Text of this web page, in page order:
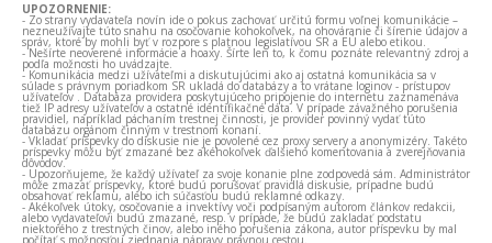
UPOZORNENIE:
- Zo strany vydavateľa novín ide o pokus zachovať určitú formu voľnej komunikácie –
nezneužívajte túto snahu na osočovanie kohokoľvek, na ohováranie či šírenie údajov a
správ, ktoré by mohli byť v rozpore s platnou legislatívou SR a EÚ alebo etikou.
- Nešírte neoverené informácie a hoaxy. Šírte len to, k čomu poznáte relevantný zdroj a
podľa možnosti ho uvádzajte.
- Komunikácia medzi užívateľmi a diskutujúcimi ako aj ostatná komunikácia sa v
súlade s právnym poriadkom SR ukladá do databázy a to vrátane loginov - prístupov
užívateľov . Databáza providera poskytujúceho pripojenie do internetu zaznamenáva
tiež IP adresy užívateľov a ostatné identifikačné dáta. V prípade závažného porušenia
pravidiel, napríklad páchaním trestnej činnosti, je provider povinný vydať túto
databázu orgánom činným v trestnom konaní.
- Vkladať príspevky do diskusie nie je povolené cez proxy servery a anonymizéry. Takéto
príspevky môžu byť zmazané bez akéhokoľvek ďalšieho komentovania a zverejňovania
dôvodov.
- Upozorňujeme, že každý užívateľ za svoje konanie plne zodpovedá sám. Administrátor
môže zmazať príspevky, ktoré budú porušovať pravidlá diskusie, prípadne budú
obsahovať reklamu, alebo ich súčasťou budú reklamné odkazy.
- Akékoľvek útoky, osočovanie a invektívy voči podpísaným autorom článkov redakcii,
alebo vydavateľovi budú zmazané, resp. v prípade, že budú zakladať podstatu
niektorého z trestných činov, alebo iného porušenia zákona, autor príspevku by mal